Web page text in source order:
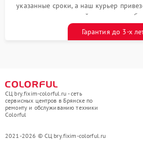
указанные сроки, а наш курьер
гарантийным талоном
Гарантия до 3-х
СЦ bry.fixim-colorful.ru - сеть
сервисных центров в Брянске по
ремонту и обслуживанию техники
Colorful
2021-2026 © СЦ bry.fixim-colorful.ru